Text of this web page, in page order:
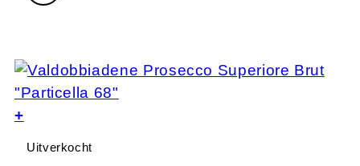
+
Uitverkocht